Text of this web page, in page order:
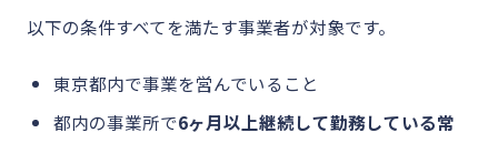
以下の条件すべてを満たす事業者が対象です。
東京都内で事業を営んでいること
都内の事業所で6ヶ月以上継続して勤務している常